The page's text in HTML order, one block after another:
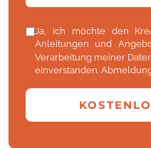
Ja, ich möchte den
Anleitungen und
Verarbeitung meiner
einverstanden.